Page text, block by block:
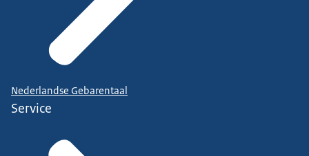
Nederlandse Gebarentaal
Service